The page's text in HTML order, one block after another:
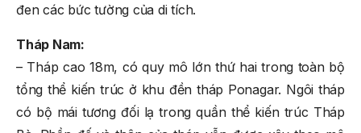
đen các bức tường của di tích.
Tháp Nam:
– Tháp cao 18m, có quy mô lớn thứ hai trong toàn bộ
tổng thể kiến trúc ở khu đền tháp Ponagar. Ngôi tháp
có bộ mái tương đối lạ trong quần thể kiến trúc Tháp